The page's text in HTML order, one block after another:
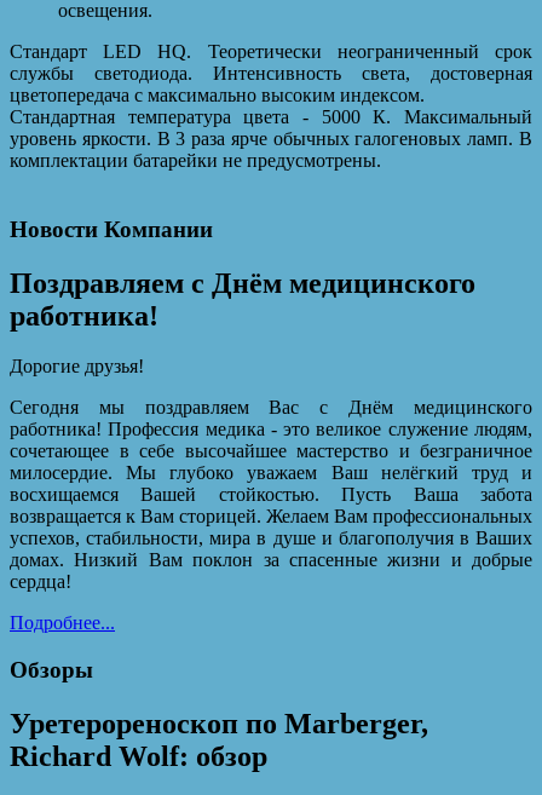
освещения.
Стандарт LED HQ. Теоретически неограниченный срок
службы светодиода. Интенсивность света, достоверная
цветопередача с максимально высоким индексом.
Стандартная температура цвета - 5000 К. Максимальный
уровень яркости. В 3 раза ярче обычных галогеновых ламп. В
комплектации батарейки не предусмотрены.
Новости Компании
Поздравляем с Днём медицинского
работника!
Дорогие друзья!
Сегодня мы поздравляем Вас с Днём медицинского
работника! Профессия медика - это великое служение людям,
сочетающее в себе высочайшее мастерство и безграничное
милосердие. Мы глубоко уважаем Ваш нелёгкий труд и
восхищаемся Вашей стойкостью. Пусть Ваша забота
возвращается к Вам сторицей. Желаем Вам профессиональных
успехов, стабильности, мира в душе и благополучия в Ваших
домах. Низкий Вам поклон за спасенные жизни и добрые
сердца!
Подробнее...
Обзоры
Уретерореноскоп по Marberger,
Richard Wolf: обзор